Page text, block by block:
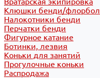
Клюшки бенди/флорбол
Налокотники бенди
Перчатки бенди
Фигурное катание
Ботинки, лезвия
Коньки для занятий
Прогулочные коньки
Распродажа